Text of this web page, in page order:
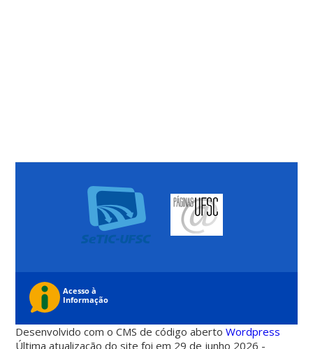
Desenvolvido com o CMS de código abertoWordpress
Última atualização do site foi em 29 de junho 2026 -